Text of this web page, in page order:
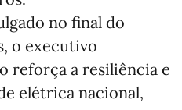
no final do
o executivo
reforça a resiliência e
elétrica nacional,